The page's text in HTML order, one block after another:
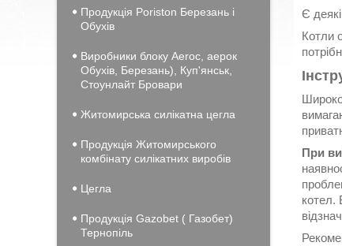
Є
Котли
При
котел.
Продукція Poriston Березань і
Обухів
Виробники блоку Aeroc, аерок
Обухів, Березань), Куп'янськ,
Стоунлайт Бровари
Житомирська силікатна цегла
Продукція Житомирського
комбінату силікатних виробів
Цегла
Продукція Gazobet ( Газобет)
Тернопіль